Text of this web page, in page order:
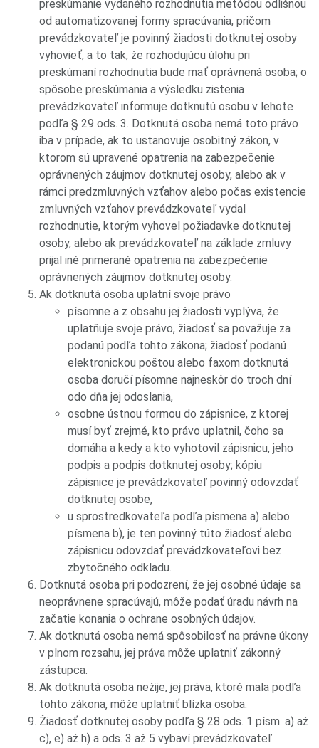
preskúmanie vydaného rozhodnutia metódou odlišnou
od automatizovanej formy spracúvania, pričom
prevádzkovateľ je povinný žiadosti dotknutej osoby
vyhovieť, a to tak, že rozhodujúcu úlohu pri
preskúmaní rozhodnutia bude mať oprávnená osoba; o
spôsobe preskúmania a výsledku zistenia
prevádzkovateľ informuje dotknutú osobu v lehote
podľa § 29 ods. 3. Dotknutá osoba nemá toto právo
iba v prípade, ak to ustanovuje osobitný zákon, v
ktorom sú upravené opatrenia na zabezpečenie
oprávnených záujmov dotknutej osoby, alebo ak v
rámci predzmluvných vzťahov alebo počas existencie
zmluvných vzťahov prevádzkovateľ vydal
rozhodnutie, ktorým vyhovel požiadavke dotknutej
osoby, alebo ak prevádzkovateľ na základe zmluvy
prijal iné primerané opatrenia na zabezpečenie
oprávnených záujmov dotknutej osoby.
Ak dotknutá osoba uplatní svoje právo
písomne a z obsahu jej žiadosti vyplýva, že
uplatňuje svoje právo, žiadosť sa považuje za
podanú podľa tohto zákona; žiadosť podanú
elektronickou poštou alebo faxom dotknutá
osoba doručí písomne najneskôr do troch dní
odo dňa jej odoslania,
osobne ústnou formou do zápisnice, z ktorej
musí byť zrejmé, kto právo uplatnil, čoho sa
domáha a kedy a kto vyhotovil zápisnicu, jeho
podpis a podpis dotknutej osoby; kópiu
zápisnice je prevádzkovateľ povinný odovzdať
dotknutej osobe,
u sprostredkovateľa podľa písmena a) alebo
písmena b), je ten povinný túto žiadosť alebo
zápisnicu odovzdať prevádzkovateľovi bez
zbytočného odkladu.
Dotknutá osoba pri podozrení, že jej osobné údaje sa
neoprávnene spracúvajú, môže podať úradu návrh na
začatie konania o ochrane osobných údajov.
Ak dotknutá osoba nemá spôsobilosť na právne úkony
v plnom rozsahu, jej práva môže uplatniť zákonný
zástupca.
Ak dotknutá osoba nežije, jej práva, ktoré mala podľa
tohto zákona, môže uplatniť blízka osoba.
Žiadosť dotknutej osoby podľa § 28 ods. 1 písm. a) až
c), e) až h) a ods. 3 až 5 vybaví prevádzkovateľ